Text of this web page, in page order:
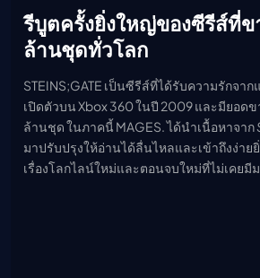
รีบูตครั้งยิ่งใหญ่ของซีรีส์ที่ข
ล้านชุดทั่วโลก
STEINS;GATE เป็นซีรีส์ที่ได้รับความรักจา
เปิดตัวบน Xbox 360 ในปี 2009 และมียอด
ล้านชุด ในภาคนี้ MAGES. ได้นำเนื้อหาจาก
มาปรับปรุงให้อ่านได้ลื่นไหลและเข้าถึงง่าย
เรื่องโลกไลน์ใหม่และตอนจบใหม่ที่ไม่เคยมี